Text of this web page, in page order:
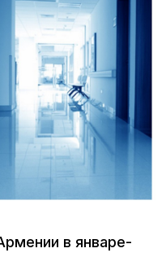
в январе-